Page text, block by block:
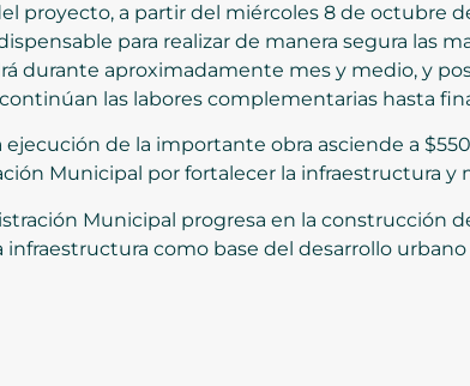
proyecto, a partir del miércoles 8 de octubre
para realizar de manera segura las
durante aproximadamente mes y medio, y
las labores complementarias hasta
ejecución de la importante obra asciende a
Municipal por fortalecer la infraestructura y
Municipal progresa en la construcción
infraestructura como base del desarrollo